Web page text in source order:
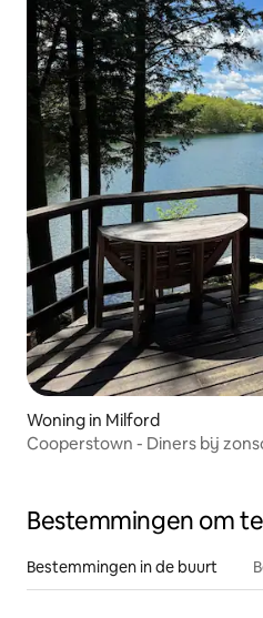
Woning in Milford
Cooperstown - Diners bij
Bestemmingen om
Bestemmingen in de buurt